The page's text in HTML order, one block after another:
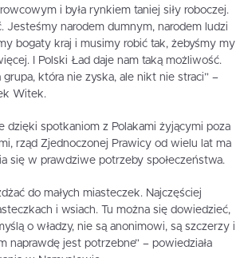
i była rynkiem taniej siły roboczej.
Jesteśmy narodem dumnym, narodem ludzi
bogaty kraj i musimy robić tak, żebyśmy my
I Polski Ład daje nam taką możliwość.
która nie zyska, ale nikt nie straci” –
Witek.
dzięki spotkaniom z Polakami żyjącymi poza
rząd Zjednoczonej Prawicy od wielu lat ma
się w prawdziwe potrzeby społeczeństwa.
do małych miasteczek. Najczęściej
i wsiach. Tu można się dowiedzieć,
o władzy, nie są anonimowi, są szczerzy i
naprawdę jest potrzebne” – powiedziała